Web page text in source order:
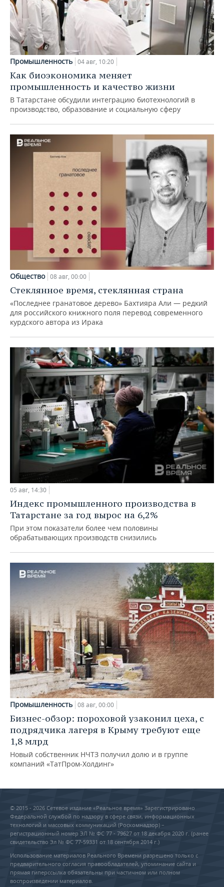
Промышленность 04 авг, 10:20
Как биоэкономика меняет
промышленность и качество жизни
В Татарстане обсудили интеграцию биотехнологий в
производство, образование и социальную сферу
Общество 08 авг, 00:00
Стеклянное время, стеклянная страна
«Последнее гранатовое дерево» Бахтияра Али — редкий
для российского книжного поля перевод современного
курдского автора из Ирака
05 авг, 14:30
Индекс промышленного производства в
Татарстане за год вырос на 6,2%
При этом показатели более чем половины
обрабатывающих производств снизились
Промышленность 08 авг, 00:00
Бизнес-обзор: пороховой узаконил цеха, с
подрядчика лагеря в Крыму требуют еще
1,8 млрд
Новый собственник НЧТЗ получил долю и в группе
компаний «ТатПром-Холдинг»
© 2015 - 2026 Сетевое издание «Реальное время» Зарегистрировано
Федеральной службой по надзору в сфере связи, информационных
технологий и массовых коммуникаций (Роскомнадзор) –
регистрационный номер ЭЛ № ФС 77 - 79627 от 18 декабря 2020 г. (ранее
свидетельство Эл № ФС 77-59331 от 18 сентября 2014 г.)
Использование материалов Реального Времени разрешено только с
предварительного согласия правообладателей, упоминание сайта и
прямая гиперссылка обязательны при частичном или полном
воспроизведении материалов.